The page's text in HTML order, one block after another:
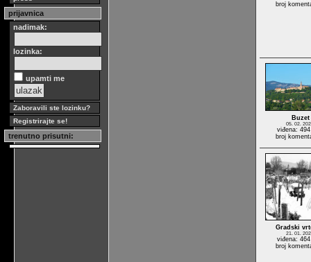
prijavnica
nadimak:
lozinka:
upamti me
Zaboravili ste lozinku?
Registrirajte se!
trenutno prisutni:
broj
Buzet
05. 02.
viđena:
broj
Gradski
21. 01.
viđena:
broj